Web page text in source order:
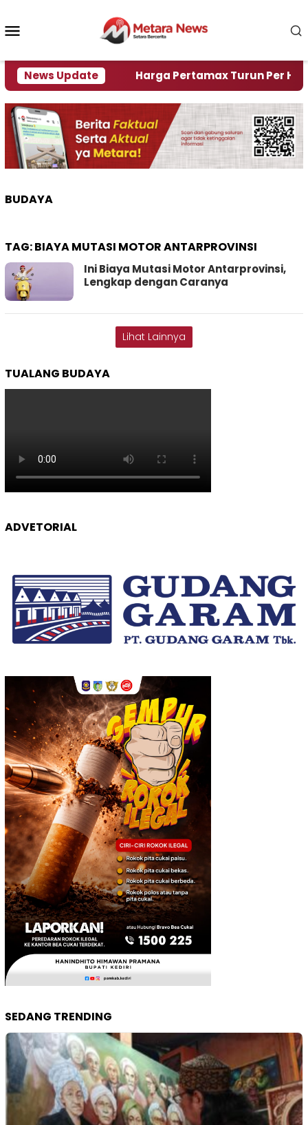
konten
News Update
Krisi Air Harga Pertamax Turun Per Hari Ini,
BUDAYA
TAG:BIAYA MUTASI MOTOR ANTARPROVINSI
Ini Biaya Mutasi Motor Antarprovinsi,
Lengkap dengan Caranya
Lihat Lainnya
TUALANG BUDAYA
ADVETORIAL
SEDANG TRENDING